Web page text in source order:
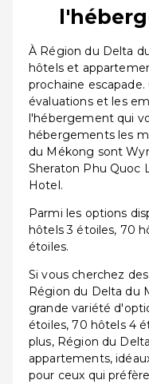
À Région du Delta
hôtels et
prochaine escapade.
évaluations et les
l'hébergement qui
hébergements les
du Mékong sont
Sheraton Phu Quoc
Hotel.
Parmi les options
hôtels 3 étoiles, 70
étoiles.
Si vous cherchez
Région du Delta du
grande variété
étoiles, 70 hôtels 4
plus, Région du
appartements,
pour ceux qui